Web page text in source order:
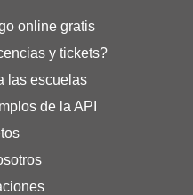
online gratis
y tickets?
las escuelas
de la API